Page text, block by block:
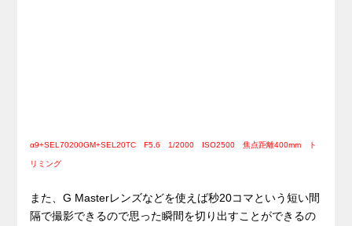
α9+SEL70200GM+SEL20TC F5.6 1/2000 ISO2500 焦点距離400mm ト
リミング
また、G Masterレンズなどを使えば秒20コマという短い間
隔で撮影できるので思った瞬間を切り出すことができるの